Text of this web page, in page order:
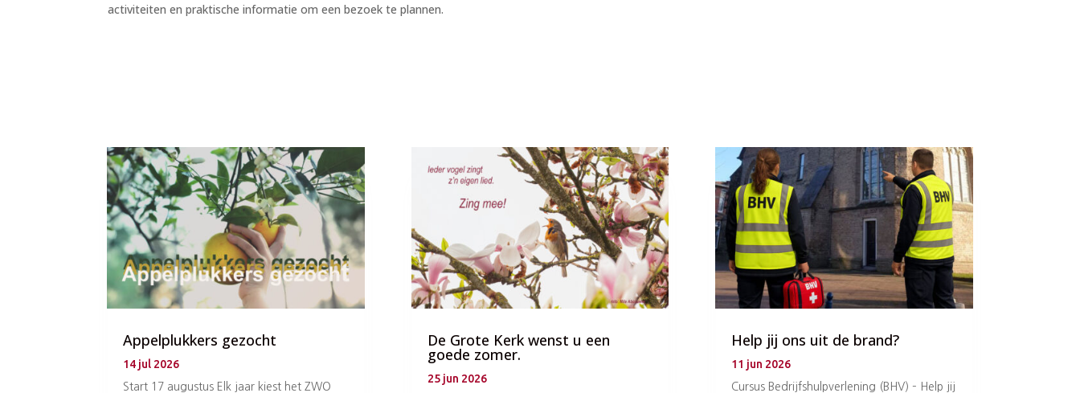
activiteiten en praktische informatie om een bezoek te plannen.
Appelplukkers gezocht
14 jul 2026
Start 17 augustus Elk jaar kiest het ZWO
De Grote Kerk wenst u een
goede zomer.
25 jun 2026
Help jij ons uit de brand?
11 jun 2026
Cursus Bedrijfshulpverlening (BHV) – Help jij